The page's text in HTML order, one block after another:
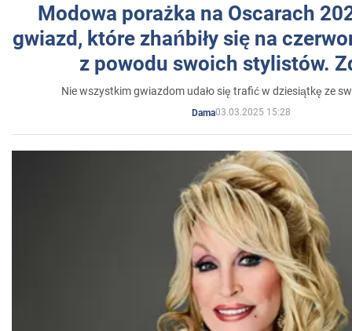
Modowa porażka na Oscarach
gwiazd, które zhańbiły się na
z powodu swoich stylistów.
Nie wszystkim gwiazdom udało się trafić w dziesiątkę ze
Dama03.03.2025 15:28